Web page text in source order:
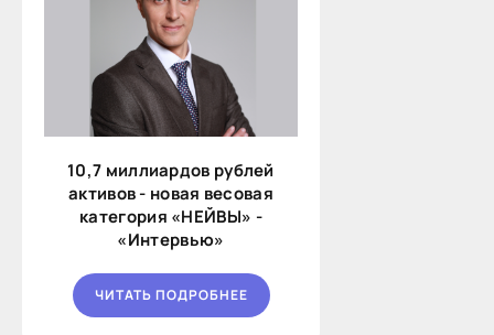
10,7 миллиардов рублей
активов - новая весовая
категория «НЕЙВЫ» -
«Интервью»
ЧИТАТЬ ПОДРОБНЕЕ